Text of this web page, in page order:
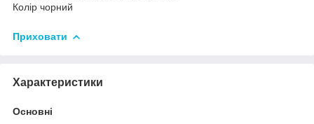
Колір чорний
Приховати
Характеристики
Основні